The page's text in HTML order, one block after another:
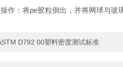
操作：将pe胶粒倒出，并将网球与玻
D792 00塑料密度测试标准